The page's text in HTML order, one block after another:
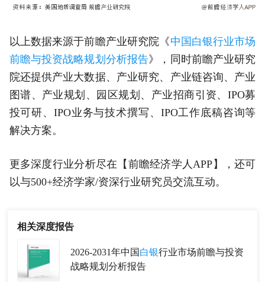
以上数据来源于前瞻产业研究院《中国白银行业市场
前瞻与投资战略规划分析报告》，同时前瞻产业研究
院还提供产业大数据、产业研究、产业链咨询、产业
图谱、产业规划、园区规划、产业招商引资、IPO募
投可研、IPO业务与技术撰写、IPO工作底稿咨询等
解决方案。
更多深度行业分析尽在【前瞻经济学人APP】，还可
以与500+经济学家/资深行业研究员交流互动。
相关深度报告
2026-2031年中国 白银行业市场前瞻与投资
战略规划分析报告